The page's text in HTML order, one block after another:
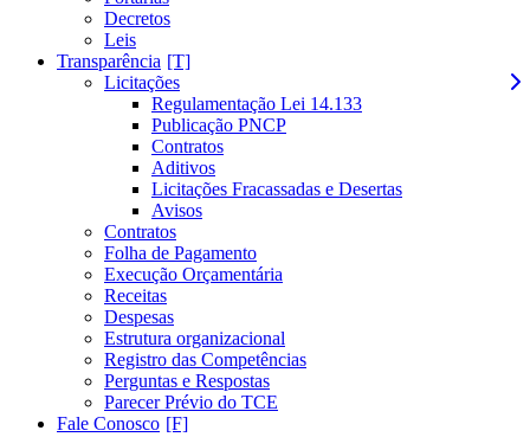
Decretos
Leis
Transparência
Licitações
Regulamentação Lei 14.133
Publicação PNCP
Contratos
Aditivos
Licitações Fracassadas e Desertas
Avisos
Contratos
Folha de Pagamento
Execução Orçamentária
Receitas
Despesas
Estrutura organizacional
Registro das Competências
Perguntas e Respostas
Parecer Prévio do TCE
Fale Conosco